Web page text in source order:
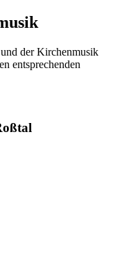
der Kirchenmusik
entsprechenden